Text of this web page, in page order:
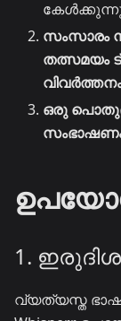
സംസാരം
തത്സമയം
ഒരു
സംഭാഷണം
1.
വ്യത്യസ്ത